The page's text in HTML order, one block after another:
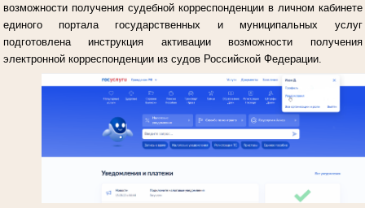
возможности получения судебной корреспонденции в личном кабинете
единого портала государственных и муниципальных услуг
подготовлена инструкция активации возможности получения
электронной корреспонденции из судов Российской Федерации.